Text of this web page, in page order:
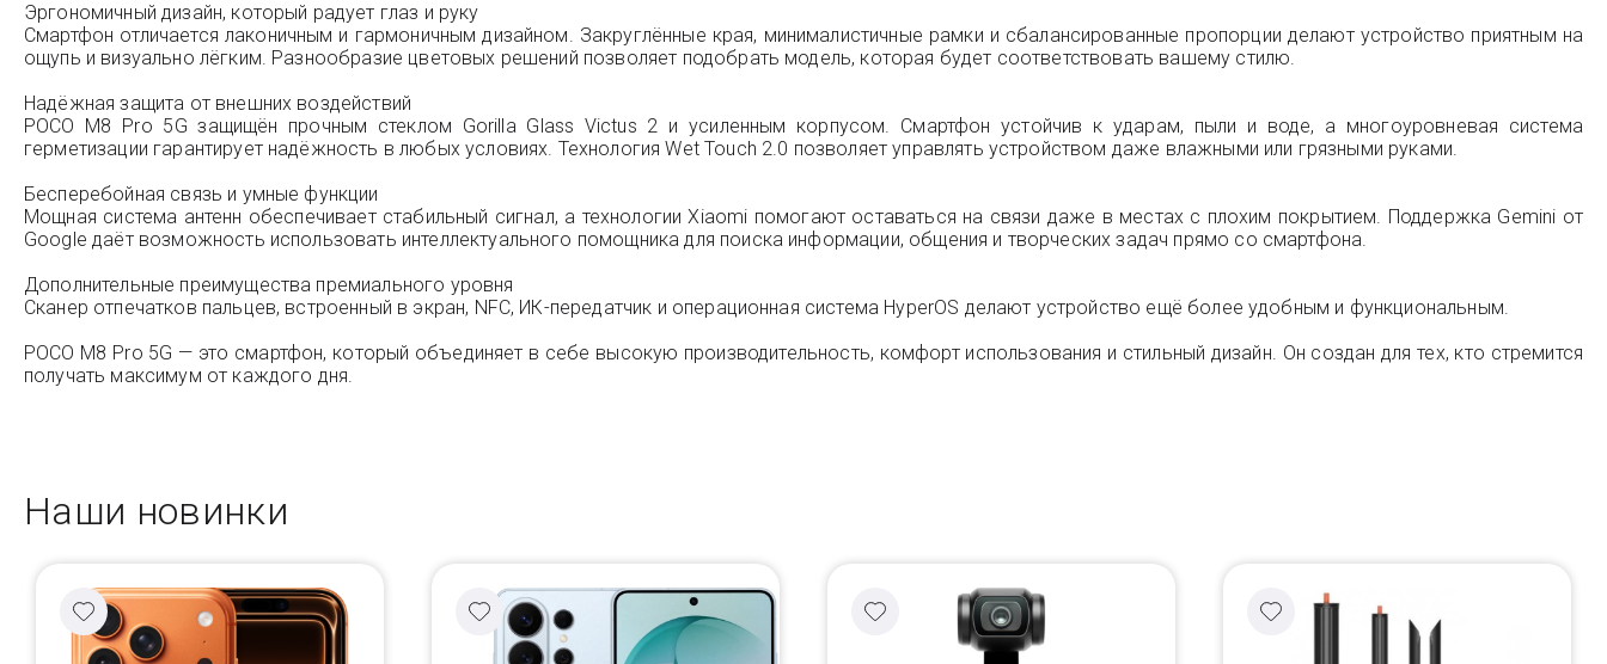
Эргономичный дизайн, который радует глаз и руку
Смартфон отличается лаконичным и гармоничным дизайном. Закруглённые края, минималистичные рамки и сбалансированные пропорции делают устройство приятным на
ощупь и визуально лёгким. Разнообразие цветовых решений позволяет подобрать модель, которая будет соответствовать вашему стилю.
Надёжная защита от внешних воздействий
POCO M8 Pro 5G защищён прочным стеклом Gorilla Glass Victus 2 и усиленным корпусом. Смартфон устойчив к ударам, пыли и воде, а многоуровневая система
герметизации гарантирует надёжность в любых условиях. Технология Wet Touch 2.0 позволяет управлять устройством даже влажными или грязными руками.
Бесперебойная связь и умные функции
Мощная система антенн обеспечивает стабильный сигнал, а технологии Xiaomi помогают оставаться на связи даже в местах с плохим покрытием. Поддержка Gemini от
Google даёт возможность использовать интеллектуального помощника для поиска информации, общения и творческих задач прямо со смартфона.
Дополнительные преимущества премиального уровня
Сканер отпечатков пальцев, встроенный в экран, NFC, ИК-передатчик и операционная система HyperOS делают устройство ещё более удобным и функциональным.
POCO M8 Pro 5G — это смартфон, который объединяет в себе высокую производительность, комфорт использования и стильный дизайн. Он создан для тех, кто стремится
получать максимум от каждого дня.
Наши новинки